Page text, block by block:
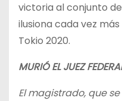
victoria al conjunto
ilusiona cada vez
Tokio 2020.
MURIÓ EL JUEZ
El magistrado, que